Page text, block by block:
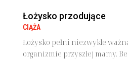
Łożysko przodujące
CIĄŻA
Łożysko pełni niezwykle
organizmie przyszłej mamy.